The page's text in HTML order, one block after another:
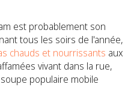
est probablement son
tous les soirs de l'année,
chauds et nourrissants aux
vivant dans la rue,
populaire mobile